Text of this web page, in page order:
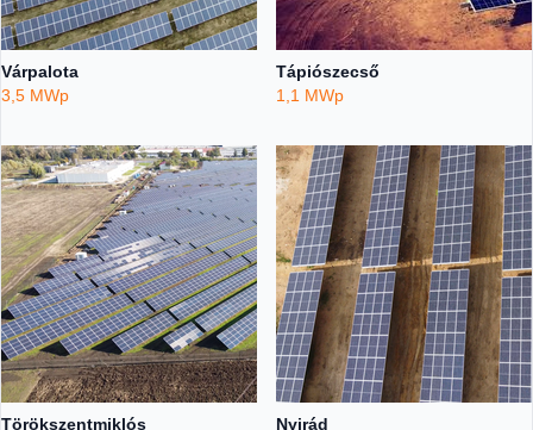
Várpalota
3,5 MWp
Tápiószecső
1,1 MWp
Törökszentmiklós Nyirád